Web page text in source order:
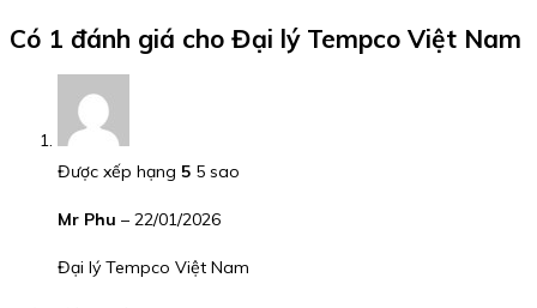
Có 1 đánh giá cho Đại lý Tempco Việt Nam
Được xếp hạng 5 5 sao
Mr Phu – 22/01/2026
Đại lý Tempco Việt Nam